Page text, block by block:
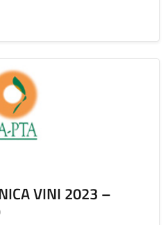
VINI 2023 –